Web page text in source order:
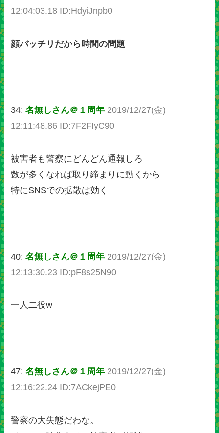
12:04:03.18 ID:HdyiJnpb0
顔バッチリだから時間の問題
34:名無しさん＠１周年 2019/12/27(金)
12:11:48.86 ID:7F2FIyC90
被害者も警察にどんどん通報しろ
数が多くなれば取り締まりに動くから
特にSNSでの拡散は効く
40:名無しさん＠１周年 2019/12/27(金)
12:13:30.23 ID:pF8s25N90
一人二役w
47:名無しさん＠１周年 2019/12/27(金)
12:16:22.24 ID:7ACkejPE0
警察の大失態だわな。